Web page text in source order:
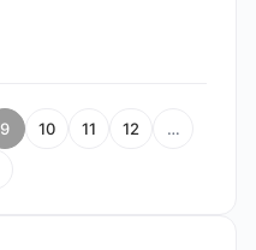
9 10 11 12 …